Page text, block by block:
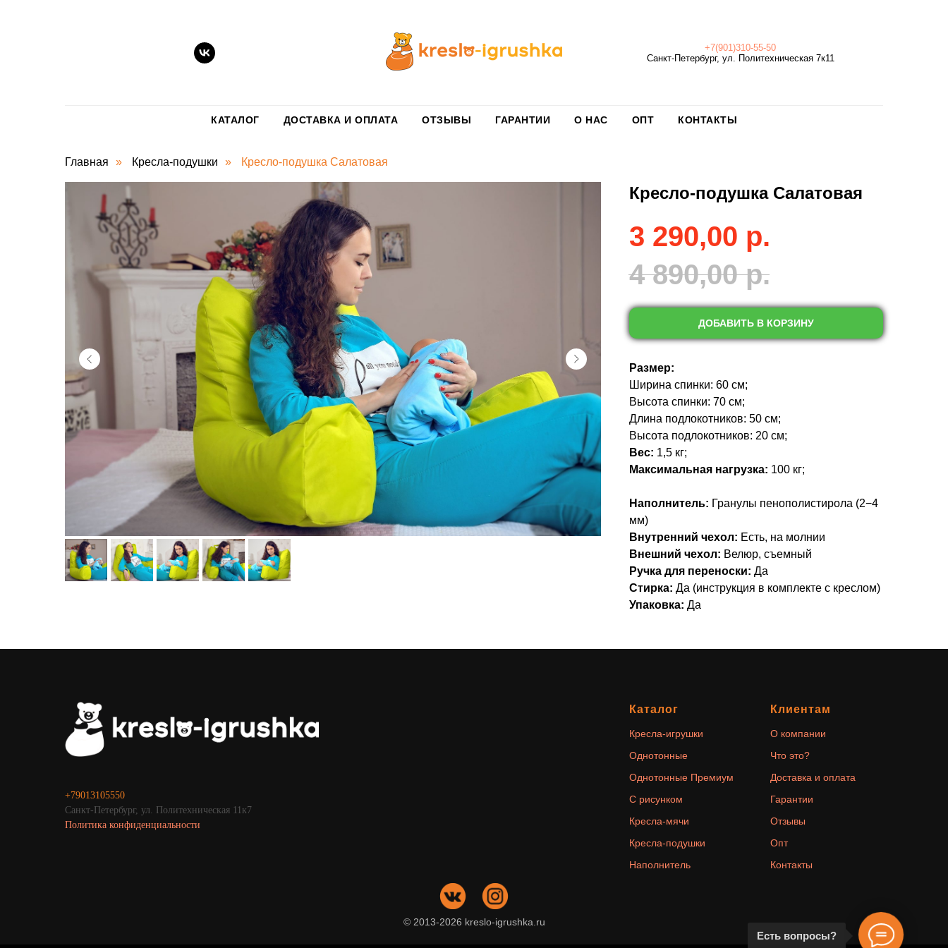
+7(901)310-55-50
Санкт-Петербург, ул. Политехническая 7к11
КАТАЛОГ ДОСТАВКА И ОПЛАТА ОТЗЫВЫ ГАРАНТИИ О НАС ОПТ КОНТАКТЫ
Главная » Кресла-подушки » Кресло-подушка Салатовая
Кресло-подушка Салатовая
3 290,00 р.
4 890,00 р.
ДОБАВИТЬ В КОРЗИНУ
Размер:
Ширина спинки: 60 см;
Высота спинки: 70 см;
Длина подлокотников: 50 см;
Высота подлокотников: 20 см;
Вес: 1,5 кг;
Максимальная нагрузка: 100 кг;
Наполнитель: Гранулы пенополистирола (2−4
мм)
Внутренний чехол: Есть, на молнии
Внешний чехол: Велюр, съемный
Ручка для переноски: Да
Стирка: Да (инструкция в комплекте с креслом)
Упаковка: Да
+79013105550
Санкт-Петербург, ул. Политехническая 11к7
Политика конфиденциальности
Каталог
Кресла-игрушки
Однотонные
Однотонные Премиум
С рисунком
Кресла-мячи
Кресла-подушки
Наполнитель
Клиентам
О компании
Что это?
Доставка и оплата
Гарантии
Отзывы
Опт
Контакты
© 2013-2026 kreslo-igrushka.ru
Есть вопросы?